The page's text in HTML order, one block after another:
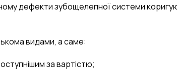
дефекти зубощелепної системи
видами, а саме:
за вартістю;